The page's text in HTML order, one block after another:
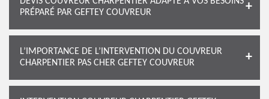
PRÉPARÉ PAR GEFTEY COUVREUR
L’IMPORTANCE DE L’INTERVENTION DU COUVREUR
CHARPENTIER PAS CHER GEFTEY COUVREUR